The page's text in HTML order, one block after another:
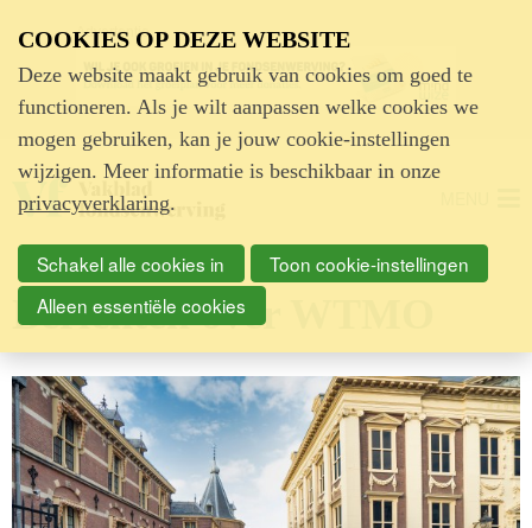
Advertentie
Berichten over WTMO
COOKIES OP DEZE WEBSITE
Deze website maakt gebruik van cookies om goed te
functioneren. Als je wilt aanpassen welke cookies we
mogen gebruiken, kan je jouw cookie-instellingen
wijzigen. Meer informatie is beschikbaar in onze
privacyverklaring.
Schakel alle cookies in
Toon cookie-instellingen
Alleen essentiële cookies